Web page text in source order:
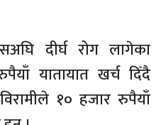
दीर्घ रोग लागेका
यातायात खर्च दिँदै
१० हजार रुपैयाँ